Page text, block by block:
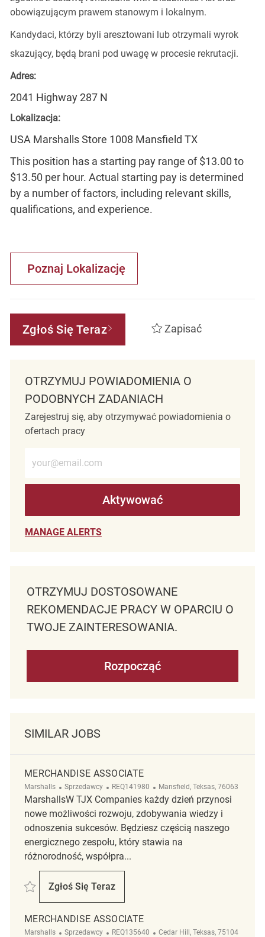
obowiązującym prawem stanowym i lokalnym.
Kandydaci, którzy byli aresztowani lub otrzymali wyrok
skazujący, będą brani pod uwagę w procesie rekrutacji.
Adres:
2041 Highway 287 N
Lokalizacja:
USA Marshalls Store 1008 Mansfield TX
This position has a starting pay range of $13.00 to
$13.50 per hour. Actual starting pay is determined
by a number of factors, including relevant skills,
qualifications, and experience.
Poznaj Lokalizację
Zgłoś Się Teraz Zapisać
OTRZYMUJ POWIADOMIENIA O
PODOBNYCH ZADANIACH
Zarejestruj się, aby otrzymywać powiadomienia o
ofertach pracy
Aktywować
MANAGE ALERTS
OTRZYMUJ DOSTOSOWANE
REKOMENDACJE PRACY W OPARCIU O
TWOJE ZAINTERESOWANIA.
Rozpocząć
SIMILAR JOBS
MERCHANDISE ASSOCIATE
Marshalls Kategoria
Sprzedawcy ReqId
REQ141980 Lokalizacja
Mansfield, Teksas, 76063
MarshallsW TJX Companies każdy dzień przynosi
nowe możliwości rozwoju, zdobywania wiedzy i
odnoszenia sukcesów. Będziesz częścią naszego
energicznego zespołu, który stawia na
różnorodność, współpra...
Zapisać Merchandise Associate REQ141980
Zgłoś Się Teraz
Merchandise Associate
MERCHANDISE ASSOCIATE
Marshalls Kategoria
Sprzedawcy ReqId
REQ135640 Lokalizacja
Cedar Hill, Teksas, 75104